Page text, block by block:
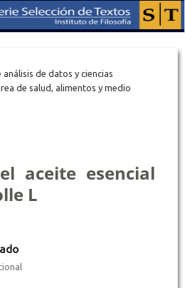
de datos y ciencias
de salud, alimentos y medio
aceite esencial
L